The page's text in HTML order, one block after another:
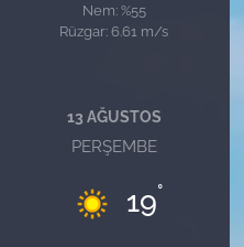
Nem: %55
Rüzgar: 6.61 m/s
13 AĞUSTOS
PERŞEMBE
19°